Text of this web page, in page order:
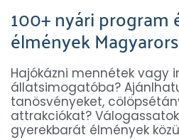
100+ nyári program
élmények
Hajókázni mennétek vagy
állatsimogatóba?
tanösvényeket,
attrakciókat?
gyerekbarát élmények